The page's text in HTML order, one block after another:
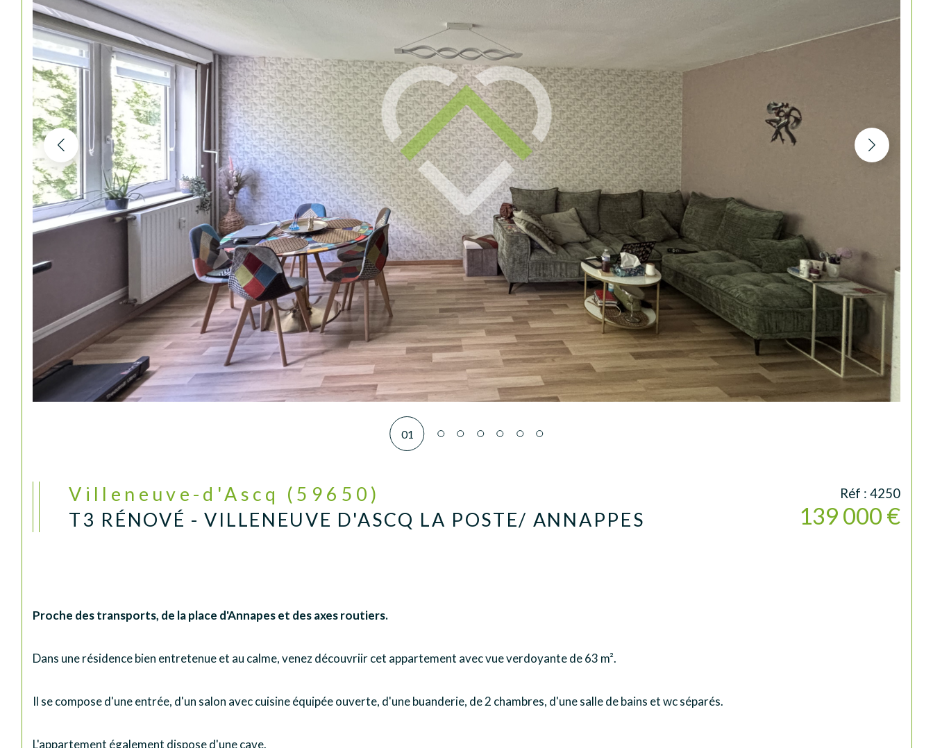
01
Villeneuve-d'Ascq (59650)
T3 RÉNOVÉ - VILLENEUVE D'ASCQ LA POSTE/ ANNAPPES
Réf : 4250
139 000 €
Proche des transports, de la place d'Annapes et des axes routiers.
Dans une résidence bien entretenue et au calme, venez découvriir cet appartement avec vue verdoyante de 63 m².
Il se compose d'une entrée, d'un salon avec cuisine équipée ouverte, d'une buanderie, de 2 chambres, d'une salle de bains et wc séparés.
L'appartement également dispose d'une cave.